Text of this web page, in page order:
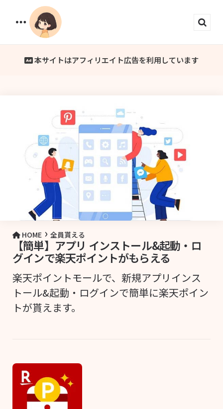
Menu
本サイトはアフィリエイト広告を利用しています
HOME › 全員貰える
【簡単】アプリ インストール&起動・ロ
グインで楽天ポイントがもらえる
楽天ポイントモールで、新規アプリインス
トール&起動・ログインで簡単に楽天ポイン
トが貰えます。